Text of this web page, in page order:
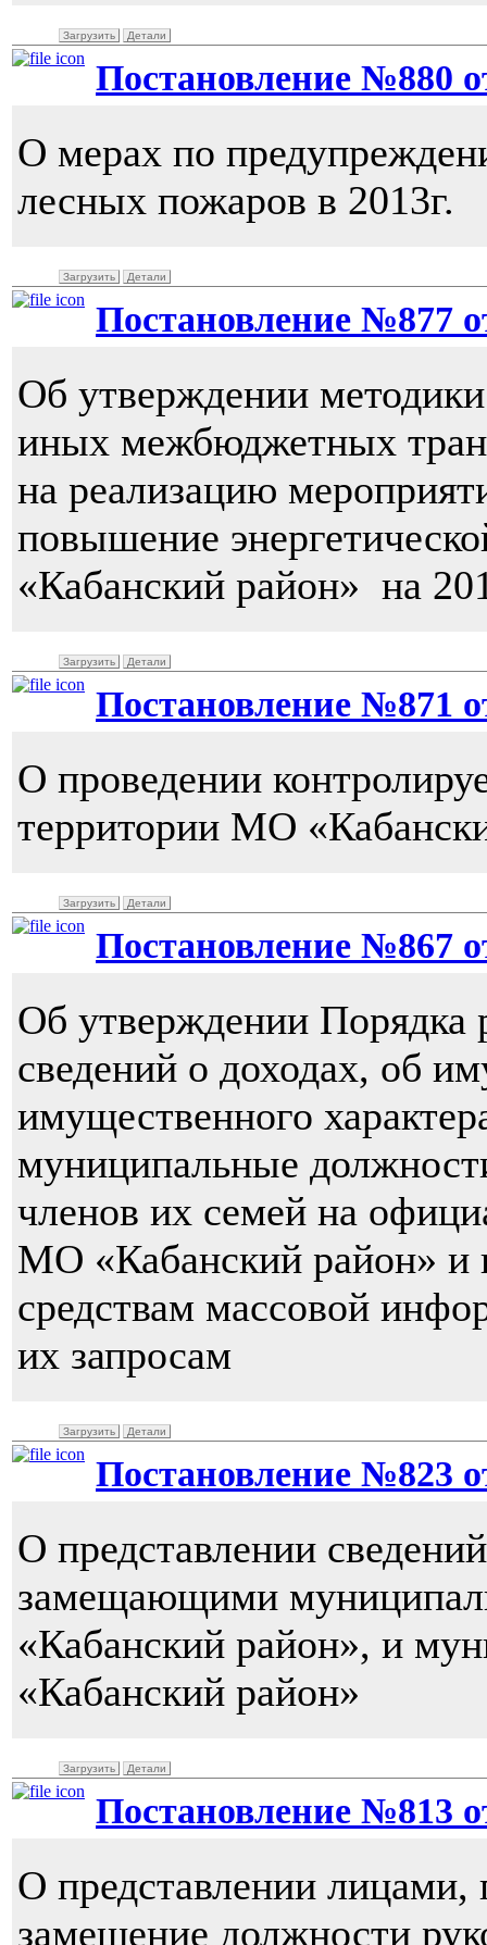
Загрузить Детали
Постановление №880
О мерах по
лесных пожаров в 2013г.
Загрузить Детали
Постановление №877
Об утверждении
иных межбюджетных
на реализацию
повышение
«Кабанский район» на
Загрузить Детали
Постановление №871
О проведении
территории МО
Загрузить Детали
Постановление №867
Об утверждении Порядка
сведений о доходах, об
имущественного
муниципальные
членов их семей на
МО «Кабанский район» и
средствам массовой
их запросам
Загрузить Детали
Постановление №823
О представлении
замещающими
«Кабанский район», и
«Кабанский район»
Загрузить Детали
Постановление №813
О представлении
замещение должности